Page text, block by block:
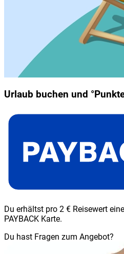
Urlaub buchen und
Du erhältst pro 2 € Reisewert
PAYBACK Karte.
Du hast Fragen zum Angebot?